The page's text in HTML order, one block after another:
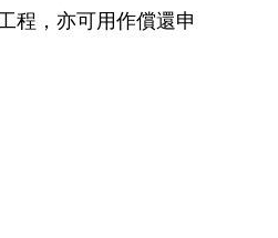
程，亦可用作償還申